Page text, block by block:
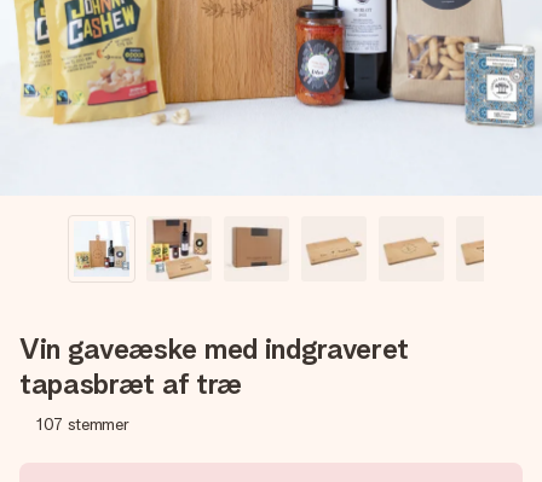
billede af dig eller en besked, der går lige i hendes hjerte.
Intet besvær men udelukkende en masse kærlighed i
øjeblikket.
Vin gaveæske med indgraveret
tapasbræt af træ
107 stemmer